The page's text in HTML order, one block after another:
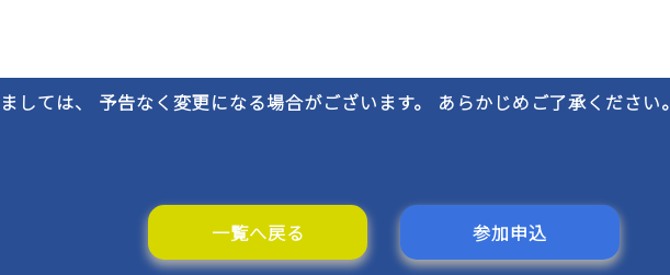
ては、 予告なく変更になる場合がございます。 あらかじめご了承ください。
一覧へ戻る 参加申込